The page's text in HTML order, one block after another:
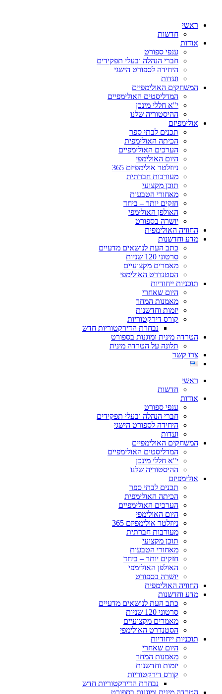
ראשי
חדשות
אודות
ענפי ספורט
חברי הנהלה ובעלי תפקידים
היחידה לספורט הישגי
ועדות
המשחקים האולימפיים
המדליסטים האולימפיים
י"א חללי מינכן
ההיסטוריה שלנו
אולימפיזם
תכנים לבתי ספר
הכיתה האולימפית
הערכים האולימפיים
היום האולימפי
ניוזלטר אולימפיזם 365
מעורבות חברתית
תוכן מקצועי
מאחורי הטבעות
חזקים יותר – ביחד
האולפן האולימפי
יושרה בספורט
החוויה האולימפית
מדע וחדשנות
כתב העת לנושאים מדעיים
סרטוני 120 שניות
מאמרים מקצועיים
הסטנדרט האולימפי
תוכניות ייחודיות
היום שאחרי
מאמנות המחר
יזמות וחדשנות
קורס דירקטוריות
נבחרת הדירקטוריות חדש
הטרדה מינית ומוגנות בספורט
תלונה על הטרדה מינית
צרו קשר
ראשי
חדשות
אודות
ענפי ספורט
חברי הנהלה ובעלי תפקידים
היחידה לספורט הישגי
ועדות
המשחקים האולימפיים
המדליסטים האולימפיים
י"א חללי מינכן
ההיסטוריה שלנו
אולימפיזם
תכנים לבתי ספר
הכיתה האולימפית
הערכים האולימפיים
היום האולימפי
ניוזלטר אולימפיזם 365
מעורבות חברתית
תוכן מקצועי
מאחורי הטבעות
חזקים יותר – ביחד
האולפן האולימפי
יושרה בספורט
החוויה האולימפית
מדע וחדשנות
כתב העת לנושאים מדעיים
סרטוני 120 שניות
מאמרים מקצועיים
הסטנדרט האולימפי
תוכניות ייחודיות
היום שאחרי
מאמנות המחר
יזמות וחדשנות
קורס דירקטוריות
נבחרת הדירקטוריות חדש
הטרדה מינית ומוגנות בספורט